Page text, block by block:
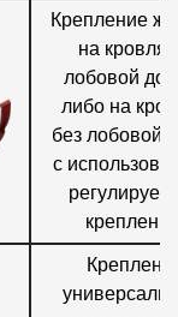
Крепление
на
лобовой
либо на
без лобовой
с